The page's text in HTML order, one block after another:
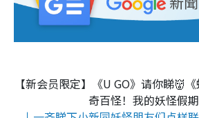
【新会员限定】《U GO》请你睇👹
奇百怪！我的妖怪假期